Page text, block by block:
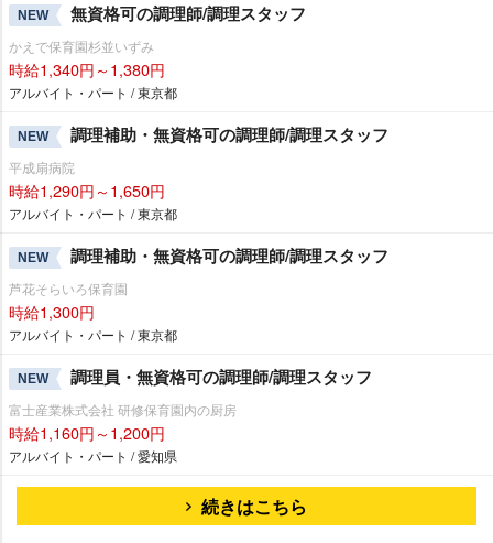
NEW 無資格可の調理師/調理スタッフ
かえで保育園杉並いずみ
時給1,340円～1,380円
アルバイト・パート / 東京都
NEW 調理補助・無資格可の調理師/調理スタッフ
平成扇病院
時給1,290円～1,650円
アルバイト・パート / 東京都
NEW 調理補助・無資格可の調理師/調理スタッフ
芦花そらいろ保育園
時給1,300円
アルバイト・パート / 東京都
NEW 調理員・無資格可の調理師/調理スタッフ
富士産業株式会社 研修保育園内の厨房
時給1,160円～1,200円
アルバイト・パート / 愛知県
続きはこちら